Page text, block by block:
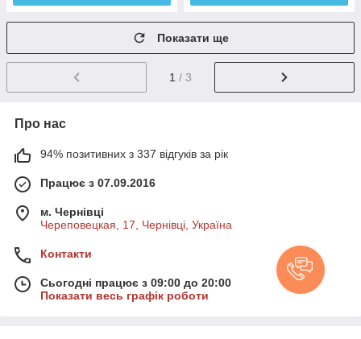
Показати ще
1 / 3
Про нас
94% позитивних з 337 відгуків за рік
Працює з 07.09.2016
м. Чернівці
Череповецкая, 17, Чернівці, Україна
Контакти
Сьогодні працює з 09:00 до 20:00
Показати весь графік роботи